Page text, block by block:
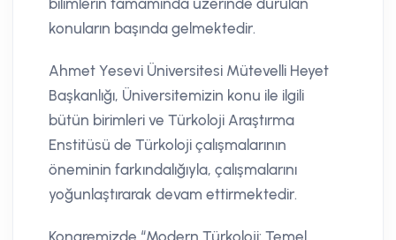
konuların başında gelmektedir.
Ahmet Yesevi Üniversitesi Mütevelli Heyet
Başkanlığı, Üniversitemizin konu ile ilgili
bütün birimleri ve Türkoloji Araştırma
Enstitüsü de Türkoloji çalışmalarının
öneminin farkındalığıyla, çalışmalarını
yoğunlaştırarak devam ettirmektedir.
Kongremizde “Modern Türkoloji: Temel